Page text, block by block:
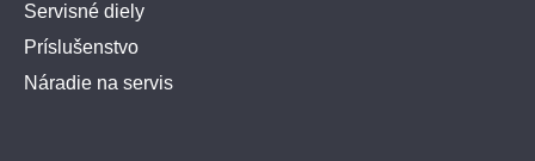
Servisné diely
Príslušenstvo
Náradie na servis